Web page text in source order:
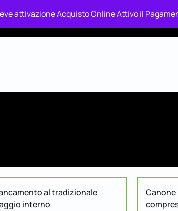
attivazione Acquisto Online Attivo il
Shop’s In Relax Tecnologia In Relax
al tradizionale
interno
Canone